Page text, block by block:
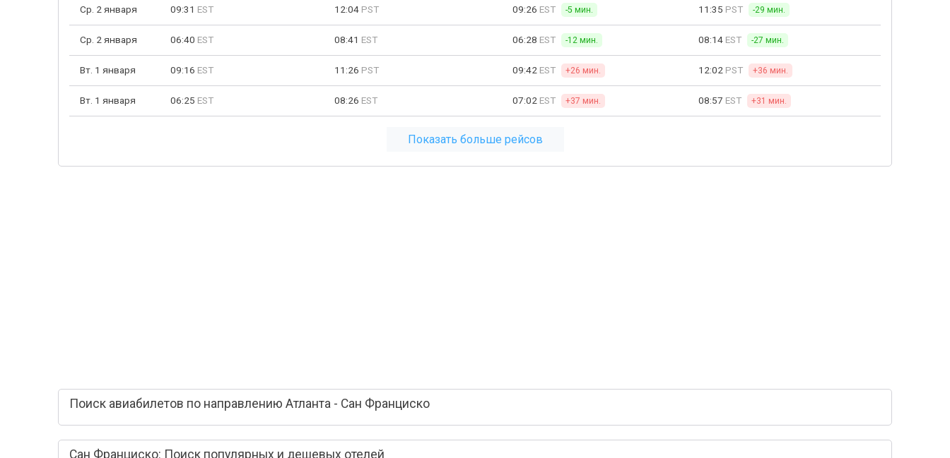
Ср. 2 января 09:31 EST 12:04 PST 09:26 EST -5 мин. 11:35 PST -29 мин.
Ср. 2 января 06:40 EST 08:41 EST 06:28 EST -12 мин. 08:14 EST -27 мин.
Вт. 1 января 09:16 EST 11:26 PST 09:42 EST +26 мин. 12:02 PST +36 мин.
Вт. 1 января 06:25 EST 08:26 EST 07:02 EST +37 мин. 08:57 EST +31 мин.
Показать больше рейсов
Поиск авиабилетов по направлению Атланта - Сан Франциско
Сан Франциско: Поиск популярных и дешевых отелей